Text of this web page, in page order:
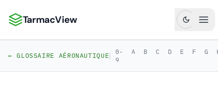
TarmacView : Analyses aéronautiques de précision
TarmacView
← GLOSSAIRE AÉRONAUTIQUE| 0-
9
A B C D E F G